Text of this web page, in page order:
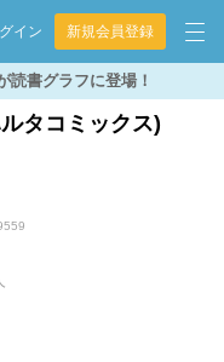
イン 新規会員登録
読書グラフに登場！
タコミックス)